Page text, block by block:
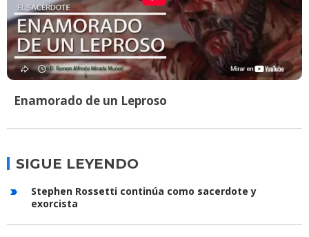
Enamorado de un Leproso
SIGUE LEYENDO
Stephen Rossetti continúa como sacerdote y
exorcista